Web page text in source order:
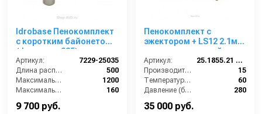
Idrobase Пенокомплект
с коротким байонетом
(форсунка 035)
Артикул:
7229-25035
Длина распылительного копья (мм):
500
Максимальная производительность по воде (л/ч):
1200
Максимальное рабочее давление (бар):
160
9 700 руб.
Пенокомплект с
эжектором + LS12 2.1мм.
+ распылительный
ствол красный
Артикул:
25.1855.21 SET FOAM RL 30
Производительность (л/мин):
15
Температура (°C):
60
Давление (бар):
280
35 000 руб.